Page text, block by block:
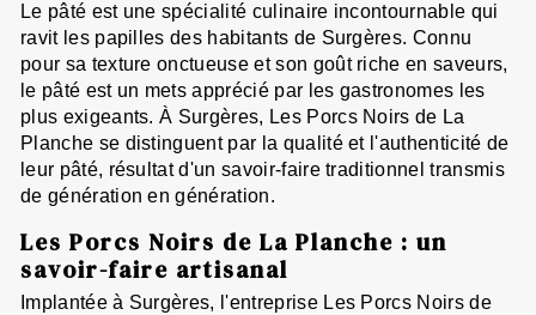
Le pâté est une spécialité culinaire incontournable qui
ravit les papilles des habitants de Surgères. Connu
pour sa texture onctueuse et son goût riche en saveurs,
le pâté est un mets apprécié par les gastronomes les
plus exigeants. À Surgères, Les Porcs Noirs de La
Planche se distinguent par la qualité et l'authenticité de
leur pâté, résultat d'un savoir-faire traditionnel transmis
de génération en génération.
Les Porcs Noirs de La Planche : un
savoir-faire artisanal
Implantée à Surgères, l'entreprise Les Porcs Noirs de